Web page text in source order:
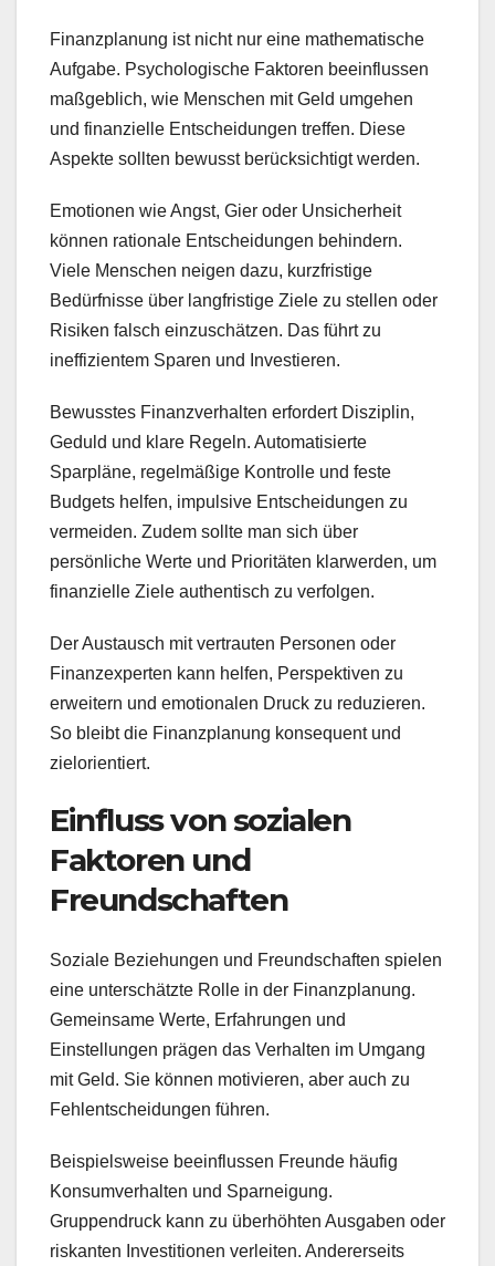
Finanzplanung ist nicht nur eine mathematische
Aufgabe. Psychologische Faktoren beeinflussen
maßgeblich, wie Menschen mit Geld umgehen
und finanzielle Entscheidungen treffen. Diese
Aspekte sollten bewusst berücksichtigt werden.
Emotionen wie Angst, Gier oder Unsicherheit
können rationale Entscheidungen behindern.
Viele Menschen neigen dazu, kurzfristige
Bedürfnisse über langfristige Ziele zu stellen oder
Risiken falsch einzuschätzen. Das führt zu
ineffizientem Sparen und Investieren.
Bewusstes Finanzverhalten erfordert Disziplin,
Geduld und klare Regeln. Automatisierte
Sparpläne, regelmäßige Kontrolle und feste
Budgets helfen, impulsive Entscheidungen zu
vermeiden. Zudem sollte man sich über
persönliche Werte und Prioritäten klarwerden, um
finanzielle Ziele authentisch zu verfolgen.
Der Austausch mit vertrauten Personen oder
Finanzexperten kann helfen, Perspektiven zu
erweitern und emotionalen Druck zu reduzieren.
So bleibt die Finanzplanung konsequent und
zielorientiert.
Einfluss von sozialen
Faktoren und
Freundschaften
Soziale Beziehungen und Freundschaften spielen
eine unterschätzte Rolle in der Finanzplanung.
Gemeinsame Werte, Erfahrungen und
Einstellungen prägen das Verhalten im Umgang
mit Geld. Sie können motivieren, aber auch zu
Fehlentscheidungen führen.
Beispielsweise beeinflussen Freunde häufig
Konsumverhalten und Sparneigung.
Gruppendruck kann zu überhöhten Ausgaben oder
riskanten Investitionen verleiten. Andererseits